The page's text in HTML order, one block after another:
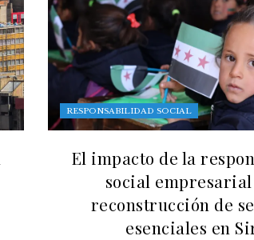
RESPONSABILIDAD SOCIAL
El impacto de la
social empresarial
reconstrucción de
esenciales en